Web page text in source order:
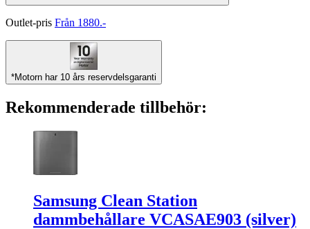
Outlet-pris Från 1880.-
*Motorn har 10 års reservdelsgaranti
Rekommenderade tillbehör:
Samsung Clean Station
dammbehållare VCASAE903 (silver)